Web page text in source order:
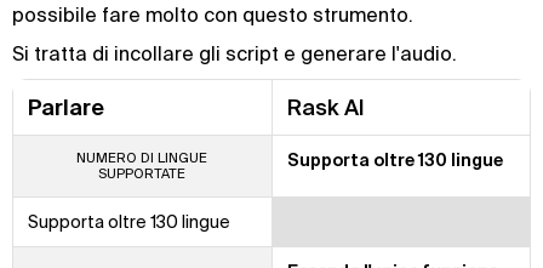
possibile fare molto con questo strumento.
Si tratta di incollare gli script e generare l'audio.
Parlare Rask AI
NUMERO DI LINGUE
SUPPORTATE
Supporta oltre 130 lingue
Supporta oltre 130 lingue